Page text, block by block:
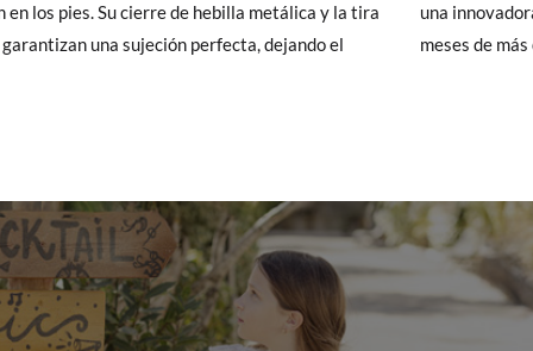
en los pies. Su cierre de hebilla metálica y la tira
una sujeción perfecta, dejando el
microfibra transpirable, ideal en los
meses de más
de que no quieras Cambio sino Devolución, también serán
solicitarlas desde el mismo enlace del párrafo anterior y nos